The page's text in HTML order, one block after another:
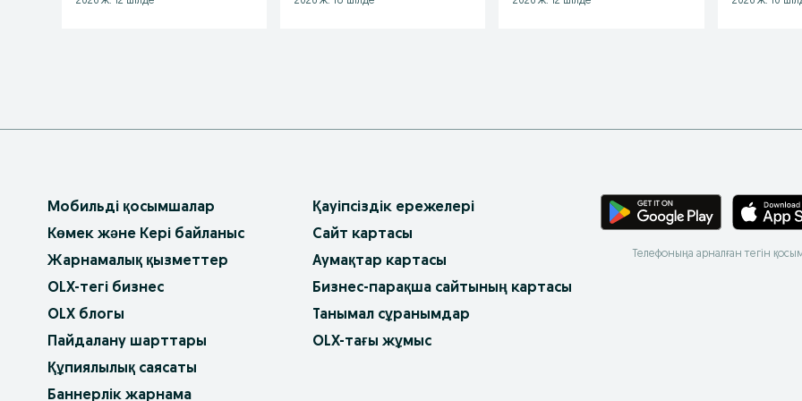
Мобильді қосымшалар
Көмек және Кері байланыс
Жарнамалық қызметтер
OLX-тегі бизнес
OLX блогы
Пайдалану шарттары
Құпиялылық саясаты
Баннерлік жарнама
Қауіпсіздік ережелері
Сайт картасы
Аумақтар картасы
Бизнес-парақша сайтының картасы
Танымал сұранымдар
OLX-тағы жұмыс
Телефоныңа арналған тегін